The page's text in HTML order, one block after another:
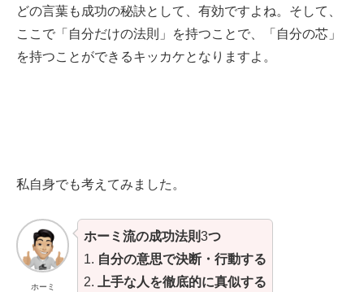
どの言葉も成功の秘訣として、有効ですよね。そして、
ここで「自分だけの法則」を持つことで、「自分の芯」
を持つことができるキッカケとなりますよ。
私自身でも考えてみました。
ホーミ
ホーミ流の成功法則3つ
1. 自分の意思で決断・行動する
2.
上手な人を徹底的に真似する